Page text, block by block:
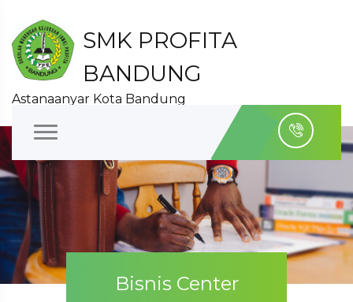
SMK PROFITA
BANDUNG
Astanaanyar Kota Bandung
Bisnis Center